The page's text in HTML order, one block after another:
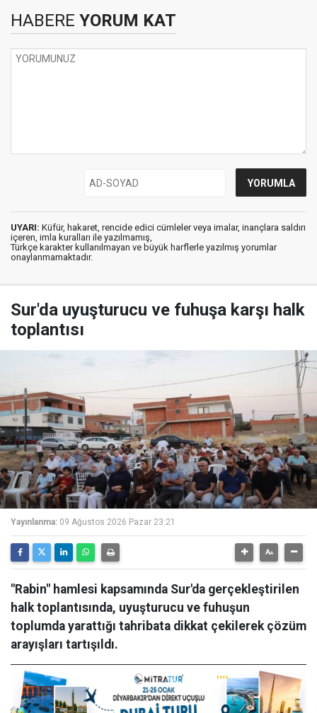
HABERE YORUM KAT
UYARI: Küfür, hakaret, rencide edici cümleler veya imalar, inançlara saldırı
içeren, imla kuralları ile yazılmamış,
Türkçe karakter kullanılmayan ve büyük harflerle yazılmış yorumlar
onaylanmamaktadır.
Sur'da uyuşturucu ve fuhuşa karşı halk
toplantısı
Yayınlanma: 09 Ağustos 2026 Pazar 23:21
"Rabin" hamlesi kapsamında Sur'da gerçekleştirilen
halk toplantısında, uyuşturucu ve fuhuşun
toplumda yarattığı tahribata dikkat çekilerek çözüm
arayışları tartışıldı.